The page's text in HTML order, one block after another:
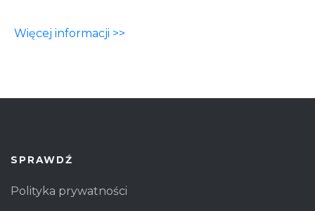
Więcej informacji >>
SPRAWDŹ
Polityka prywatności